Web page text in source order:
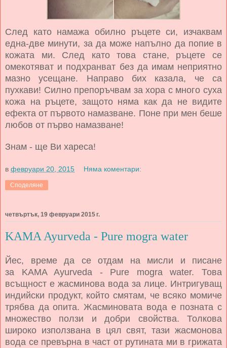
След като намажа обилно ръцете си, изчаквам
една-две минути, за да може напълно да попие в
кожата ми. След като това стане, ръцете се
омекотяват и подхранват без да имам неприятно
мазно усещане. Направо бих казала, че са
пухкави! Силно препоръчвам за хора с много суха
кожа на ръцете, защото няма как да не видите
ефекта от първото намазване. Поне при мен беше
любов от първо намазване!
Знам - ще Ви хареса!
в февруари 20, 2015 Няма коментари:
Споделяне
четвъртък, 19 февруари 2015 г.
KAMA Ayurveda - Pure mogra water
Йес, време да се отдам на мисли и писане
за KAMA Ayurveda - Pure mogra water. Това
всъщност е жасминова вода за лице. Интригуващ
индийски продукт, който смятам, че всяко момиче
трябва да опита. Жасминовата вода е позната с
множество ползи и добри свойства. Толкова
широко използвана в цял свят, тази жасмонова
вода се превърна в част от рутината ми в грижата